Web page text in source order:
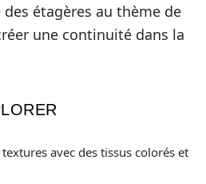
étagères au thème de
une continuité dans la
avec des tissus colorés et